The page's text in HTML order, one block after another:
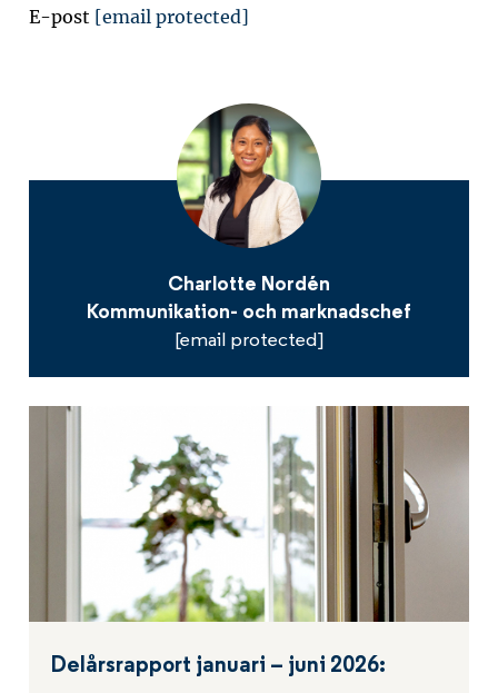
E-post [email protected]
Charlotte Nordén
Kommunikation- och marknadschef
[email protected]
Delårsrapport januari – juni 2026: